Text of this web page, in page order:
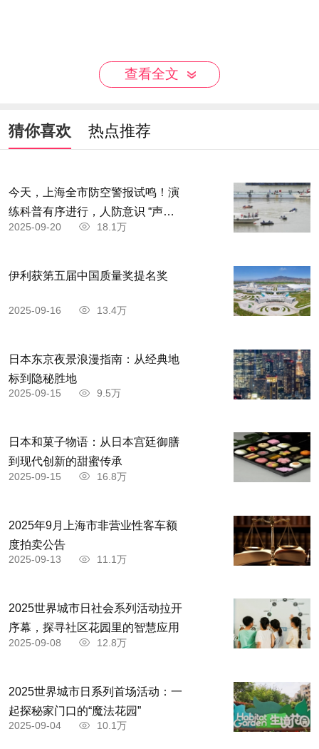
查看全文
猜你喜欢 热点推荐
今天，上海全市防空警报试鸣！演
练科普有序进行，人防意识 “声入
人心”
2025-09-20 18.1万
伊利获第五届中国质量奖提名奖
2025-09-16 13.4万
日本东京夜景浪漫指南：从经典地
标到隐秘胜地
2025-09-15 9.5万
日本和菓子物语：从日本宫廷御膳
到现代创新的甜蜜传承
2025-09-15 16.8万
2025年9月上海市非营业性客车额
度拍卖公告
2025-09-13 11.1万
2025世界城市日社会系列活动拉开
序幕，探寻社区花园里的智慧应用
2025-09-08 12.8万
2025世界城市日系列首场活动：一
起探秘家门口的“魔法花园”
2025-09-04 10.1万